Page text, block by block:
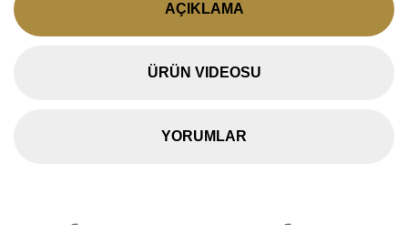
AÇIKLAMA
ÜRÜN VIDEOSU
YORUMLAR